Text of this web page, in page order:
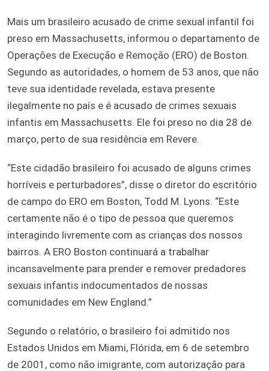
Mais um brasileiro acusado de crime sexual infantil foi
preso em Massachusetts, informou o departamento de
Operações de Execução e Remoção (ERO) de Boston.
Segundo as autoridades, o homem de 53 anos, que não
teve sua identidade revelada, estava presente
ilegalmente no país e é acusado de crimes sexuais
infantis em Massachusetts. Ele foi preso no dia 28 de
março, perto de sua residência em Revere.
“Este cidadão brasileiro foi acusado de alguns crimes
horríveis e perturbadores”, disse o diretor do escritório
de campo do ERO em Boston, Todd M. Lyons. “Este
certamente não é o tipo de pessoa que queremos
interagindo livremente com as crianças dos nossos
bairros. A ERO Boston continuará a trabalhar
incansavelmente para prender e remover predadores
sexuais infantis indocumentados de nossas
comunidades em New England.”
Segundo o relatório, o brasileiro foi admitido nos
Estados Unidos em Miami, Flórida, em 6 de setembro
de 2001, como não imigrante, com autorização para